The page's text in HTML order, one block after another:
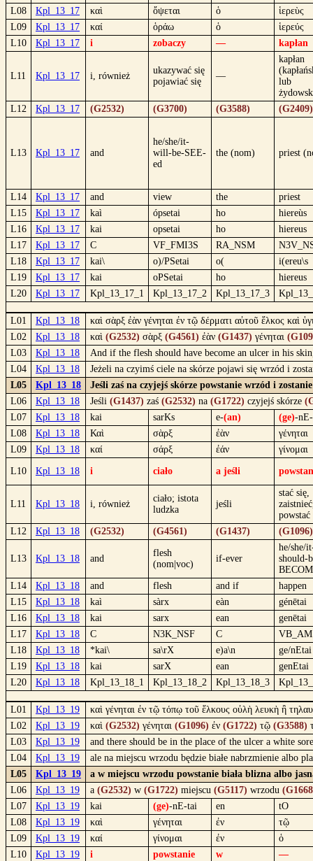
L08
Kpl_13_17 καὶ ὄψεται ὁ
ἱερεὺς
L09
Kpl_13_17 καί ὁράω ὁ
ἱερεύς
L10
Kpl_13_17 i zobaczy — kapłan
L11 Kpl_13_17 i, również
ukazywać się
pojawiać się
—
kapłan
lub
L12
Kpl_13_17 (G2532) (G3700) (G3588) (G2409)
L13 Kpl_13_17 and
he/she/it-
will-be-SEE-
ed
the (nom) priest
L14 Kpl_13_17 and view the
priest
L15
Kpl_13_17 kaì ópsetai ho
hiereùs
L16
Kpl_13_17 kai opsetai ho
hiereus
L17
Kpl_13_17 C VF_FMI3S RA_NSM
L18
Kpl_13_17 kai\ o)/PSetai o(
i(ereu\s
L19
Kpl_13_17 kai oPSetai ho
hiereus
L20
Kpl_13_17 Kpl_13_17_1 Kpl_13_17_2 Kpl_13_17_3
L01 Kpl_13_18
καὶ σὰρξ ἐὰν γένηται ἐν τῷ δέρματι αὐτοῦ ἕλκος καὶ
L02
Kpl_13_18 καὶ (G2532) σὰρξ (G4561) ἐὰν (G1437) γένηται
L03
Kpl_13_18
And if the flesh should have become an ulcer in his
L04
Kpl_13_18
Jeżeli na czyimś ciele na skórze pojawi się wrzód i
L05
Kpl_13_18
Jeśli zaś na czyjejś skórze powstanie wrzód i
L06
Kpl_13_18 Jeśli (G1437) zaś (G2532) na (G1722) czyjejś skórze
L07
Kpl_13_18 kai sarKs e-(an) (ge)-
L08
Kpl_13_18 Καὶ σὰρξ ἐὰν
γένηται
L09
Kpl_13_18 καί σάρξ ἐάν γίνομαι
L10 Kpl_13_18 i ciało a jeśli
L11 Kpl_13_18 i, również
ciało; istota
ludzka
jeśli
stać się,
powstać
L12
Kpl_13_18 (G2532) (G4561) (G1437) (G1096)
L13 Kpl_13_18 and
flesh
(nom|voc)
if-ever
he/she/
should-
L14
Kpl_13_18 and flesh and if
happen
L15
Kpl_13_18 kaì sàrx eàn
génētai
L16
Kpl_13_18 kai sarx ean
genētai
L17
Kpl_13_18 C N3K_NSF C
L18
Kpl_13_18 *kai\ sa\rX e)a\n
ge/nEtai
L19
Kpl_13_18 kai sarX ean
genEtai
L20
Kpl_13_18 Kpl_13_18_1 Kpl_13_18_2 Kpl_13_18_3
L01 Kpl_13_19
καὶ γένηται ἐν τῷ τόπῳ τοῦ ἕλκους οὐλὴ λευκὴ ἢ
L02
Kpl_13_19 καὶ (G2532) γένηται (G1096) ἐν (G1722) τῷ (G3588)
L03
Kpl_13_19
and there should be in the place of the ulcer a white
L04
Kpl_13_19
ale na miejscu wrzodu będzie białe nabrzmienie albo
L05
Kpl_13_19
a w miejscu wrzodu powstanie biała blizna albo
L06
Kpl_13_19 a (G2532) w (G1722) miejscu (G5117) wrzodu
L07
Kpl_13_19 kai (ge)-nE-tai en
tO
L08
Kpl_13_19 καὶ γένηται ἐν
τῷ
L09
Kpl_13_19 καί γίνομαι ἐν
ὁ
L10
Kpl_13_19 i powstanie w —